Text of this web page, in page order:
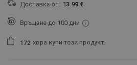
Доставка от: 13.99 €
Връщане до 100 дни
1 72 хора купи този продукт.